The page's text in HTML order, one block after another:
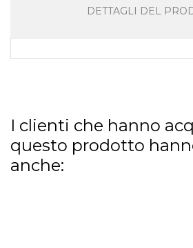
DETTAGLI DEL
I clienti che hanno
questo prodotto
anche: